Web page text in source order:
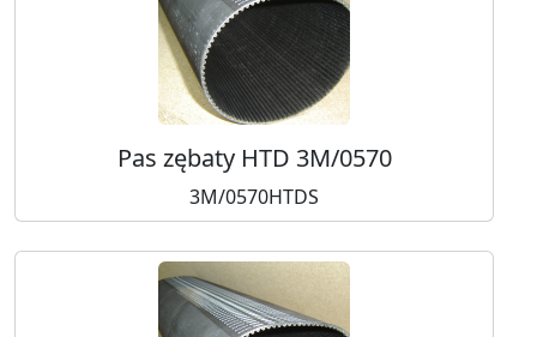
Pas zębaty HTD 3M/0570
3M/0570HTDS